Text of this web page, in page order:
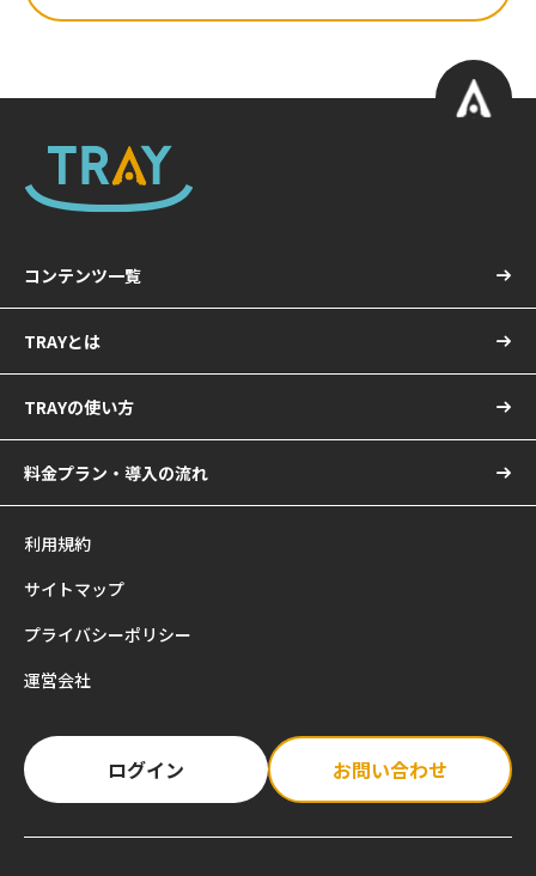
コンテンツ一覧
TRAYとは
TRAYの使い方
料金プラン・導入の流れ
利用規約
サイトマップ
プライバシーポリシー
運営会社
ログイン お問い合わせ